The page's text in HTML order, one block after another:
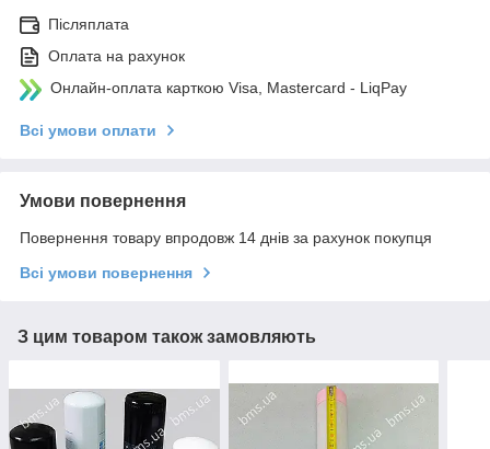
Післяплата
Оплата на рахунок
Онлайн-оплата карткою Visa, Mastercard - LiqPay
Всі умови оплати
Умови повернення
Повернення товару впродовж 14 днів за рахунок покупця
Всі умови повернення
З цим товаром також замовляють